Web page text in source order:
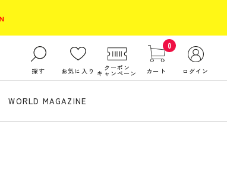
探す お気に入り クーポン
キャンペーン
0
カート ログイン
WORLD MAGAZINE